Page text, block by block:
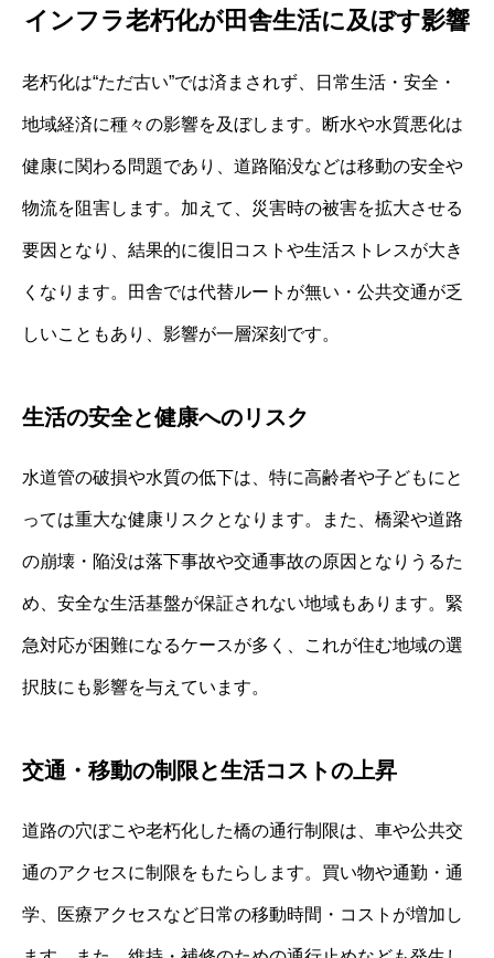
インフラ老朽化が田舎生活に及ぼす影響
老朽化は“ただ古い”では済まされず、日常生活・安全・
地域経済に種々の影響を及ぼします。断水や水質悪化は
健康に関わる問題であり、道路陥没などは移動の安全や
物流を阻害します。加えて、災害時の被害を拡大させる
要因となり、結果的に復旧コストや生活ストレスが大き
くなります。田舎では代替ルートが無い・公共交通が乏
しいこともあり、影響が一層深刻です。
生活の安全と健康へのリスク
水道管の破損や水質の低下は、特に高齢者や子どもにと
っては重大な健康リスクとなります。また、橋梁や道路
の崩壊・陥没は落下事故や交通事故の原因となりうるた
め、安全な生活基盤が保証されない地域もあります。緊
急対応が困難になるケースが多く、これが住む地域の選
択肢にも影響を与えています。
交通・移動の制限と生活コストの上昇
道路の穴ぼこや老朽化した橋の通行制限は、車や公共交
通のアクセスに制限をもたらします。買い物や通勤・通
学、医療アクセスなど日常の移動時間・コストが増加し